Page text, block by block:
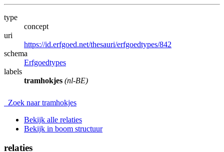
type
concept
uri
https://id.erfgoed.net/thesauri/erfgoedtypes/842
schema
Erfgoedtypes
labels
tramhokjes (nl-BE)
Zoek naar tramhokjes
Bekijk alle relaties
Bekijk in boom structuur
relaties